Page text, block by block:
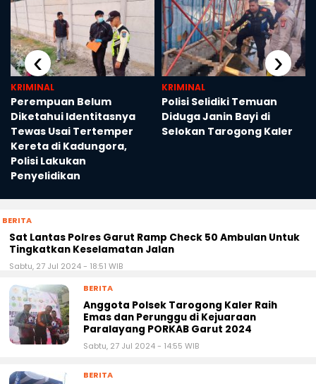
KRIMINAL
Perempuan Belum
Diketahui Identitasnya
Tewas Usai Tertemper
Kereta di Kadungora,
Polisi Lakukan
Penyelidikan
KRIMINAL
Polisi Selidiki Temuan
Diduga Janin Bayi di
Selokan Tarogong Kaler
‹ ›
BERITA
Sat Lantas Polres Garut Ramp Check 50 Ambulan Untuk
Tingkatkan Keselamatan Jalan
Sabtu, 27 Jul 2024 - 18:51 WIB
BERITA
Anggota Polsek Tarogong Kaler Raih
Emas dan Perunggu di Kejuaraan
Paralayang PORKAB Garut 2024
Sabtu, 27 Jul 2024 - 14:55 WIB
BERITA